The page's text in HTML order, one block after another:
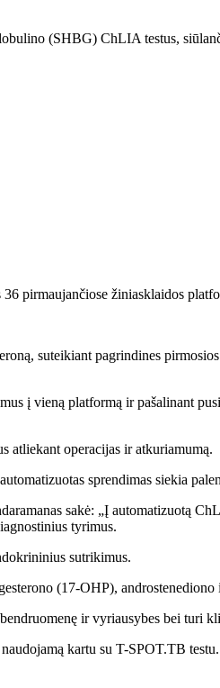
(SHBG) ChLIA testus,
pirmaujančiose žiniasklaidos
suteikiant pagrindines
į vieną platformą ir pašalinant
atliekant operacijas ir atkuriamumą.
sprendimas siekia
sakė: „Į automatizuotą
tyrimus.
sutrikimus.
(17-OHP),
ir vyriausybes bei turi
kartu su T-SPOT.TB testu.